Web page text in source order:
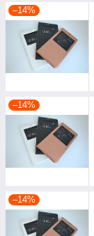
–14%
–14%
–14%